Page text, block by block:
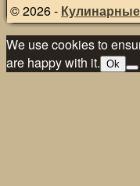
© 2026 -
We use cookies to
are happy with it. Ok